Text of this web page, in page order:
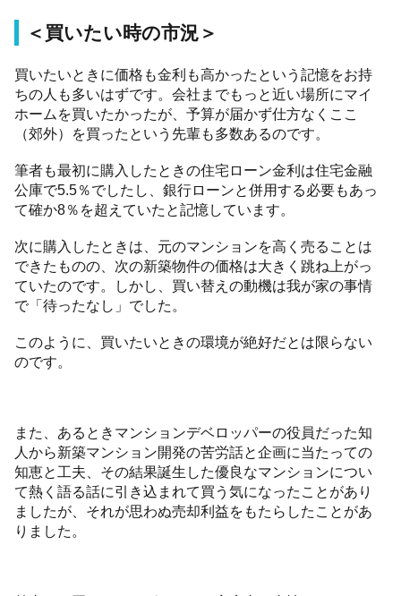
＜買いたい時の市況＞
買いたいときに価格も金利も高かったという記憶をお持
ちの人も多いはずです。会社までもっと近い場所にマイ
ホームを買いたかったが、予算が届かず仕方なくここ
（郊外）を買ったという先輩も多数あるのです。
筆者も最初に購入したときの住宅ローン金利は住宅金融
公庫で5.5％でしたし、銀行ローンと併用する必要もあっ
て確か8％を超えていたと記憶しています。
次に購入したときは、元のマンションを高く売ることは
できたものの、次の新築物件の価格は大きく跳ね上がっ
ていたのです。しかし、買い替えの動機は我が家の事情
で「待ったなし」でした。
このように、買いたいときの環境が絶好だとは限らない
のです。
また、あるときマンションデベロッパーの役員だった知
人から新築マンション開発の苦労話と企画に当たっての
知恵と工夫、その結果誕生した優良なマンションについ
て熱く語る話に引き込まれて買う気になったことがあり
ましたが、それが思わぬ売却利益をもたらしたことがあ
りました。